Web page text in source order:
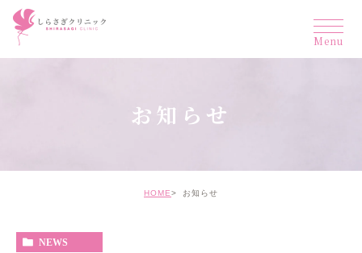
お知らせ
HOME お知らせ
NEWS